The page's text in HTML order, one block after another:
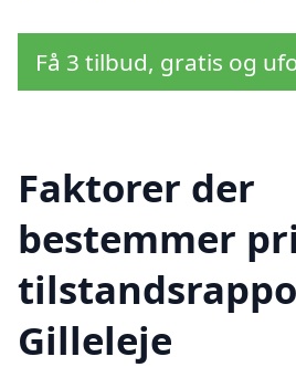
Få 3 tilbud, gratis og
Faktorer der
bestemmer
Gilleleje